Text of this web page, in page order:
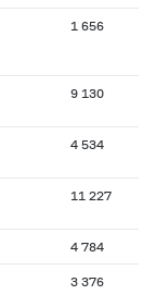
1 656
9 130
4 534
11 227
4 784
3 376